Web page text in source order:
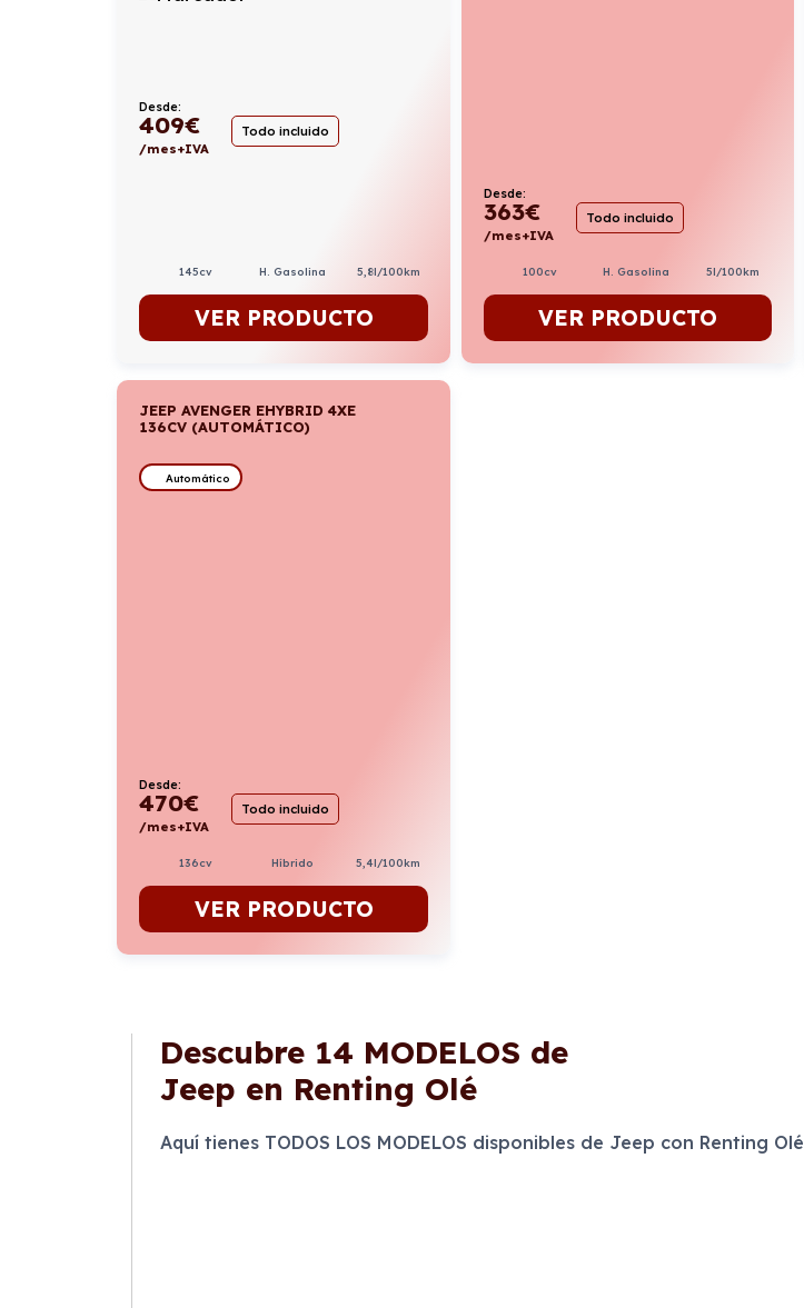
Desde:
409€
/mes+IVA
Todo incluido
145cv H. Gasolina 5,8l/100km
VER PRODUCTO
Desde:
363€
/mes+IVA
Todo incluido
100cv H. Gasolina 5l/100km
VER PRODUCTO
JEEP AVENGER EHYBRID 4XE
136CV (AUTOMÁTICO)
Automático
Desde:
470€
/mes+IVA
Todo incluido
136cv Híbrido 5,4l/100km
VER PRODUCTO
Descubre 14 MODELOS de
Jeep en Renting Olé
Aquí tienes TODOS LOS MODELOS disponibles de Jeep con Renting Olé